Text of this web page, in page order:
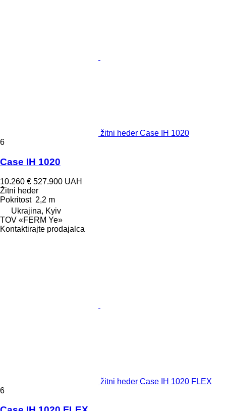
žitni heder Case IH 1020
6
Case IH 1020
10.260 € 527.900 UAH
Žitni heder
Pokritost 2,2 m
Ukrajina, Kyiv
TOV «FERM Ye»
Kontaktirajte prodajalca
žitni heder Case IH 1020 FLEX
6